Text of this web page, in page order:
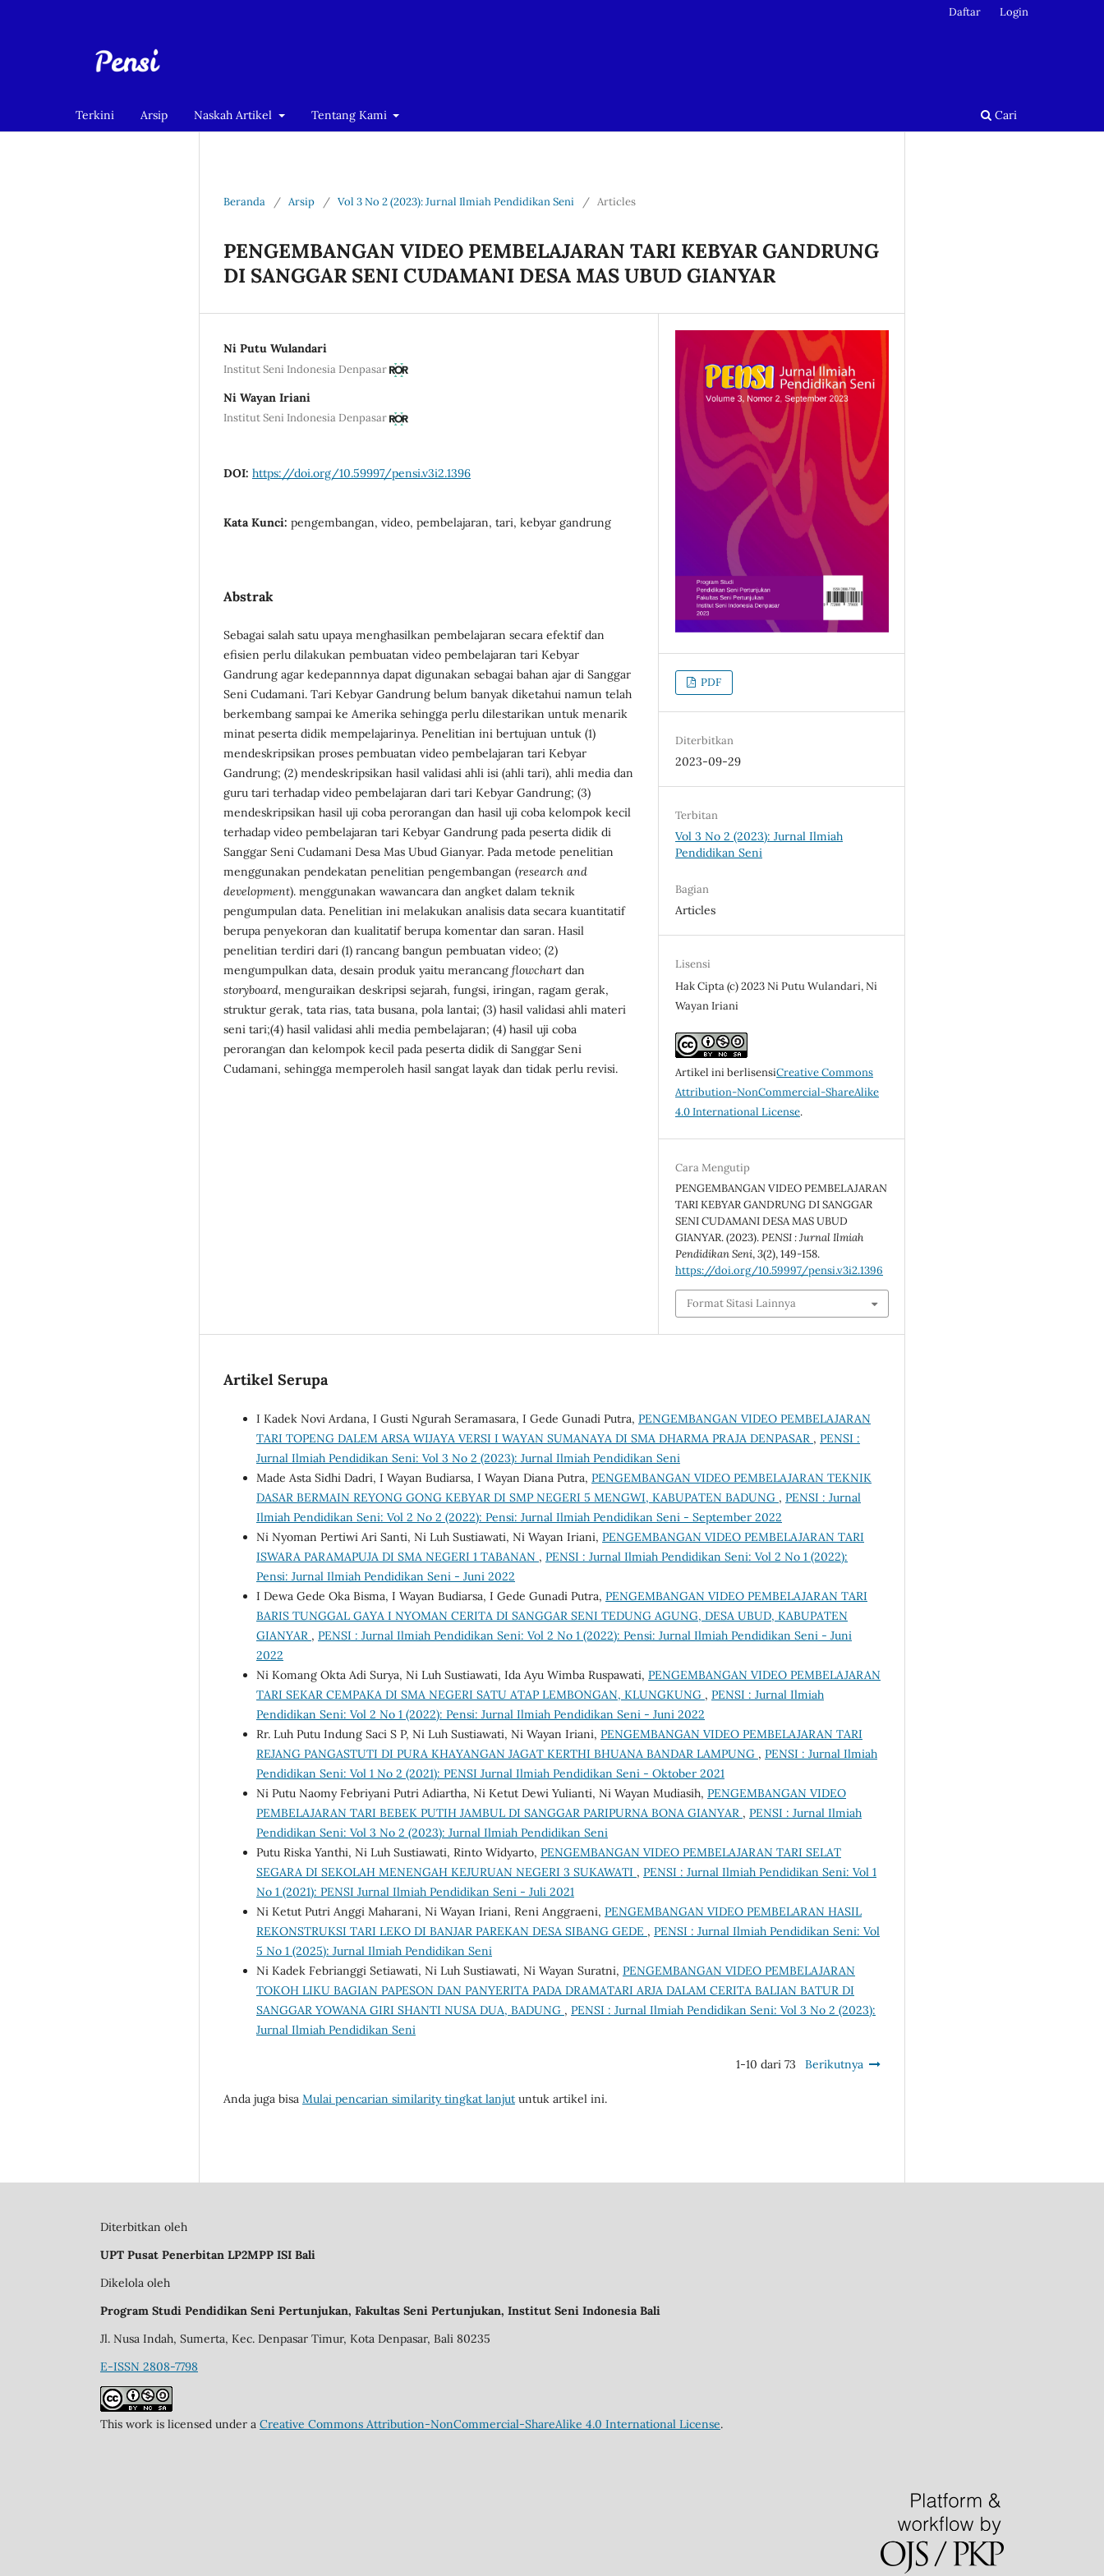
Terkini Arsip Naskah Artikel Tentang Kami Cari
Daftar Login
Beranda / Arsip / Vol 3 No 2 (2023): Jurnal Ilmiah Pendidikan Seni / Articles
PENGEMBANGAN VIDEO PEMBELAJARAN TARI KEBYAR GANDRUNG
DI SANGGAR SENI CUDAMANI DESA MAS UBUD GIANYAR
Ni Putu Wulandari
Institut Seni Indonesia Denpasar
Ni Wayan Iriani
Institut Seni Indonesia Denpasar
DOI: https://doi.org/10.59997/pensi.v3i2.1396
Kata Kunci: pengembangan, video, pembelajaran, tari, kebyar gandrung
Abstrak
Sebagai salah satu upaya menghasilkan pembelajaran secara efektif dan
efisien perlu dilakukan pembuatan video pembelajaran tari Kebyar
Gandrung agar kedepannnya dapat digunakan sebagai bahan ajar di Sanggar
Seni Cudamani. Tari Kebyar Gandrung belum banyak diketahui namun telah
berkembang sampai ke Amerika sehingga perlu dilestarikan untuk menarik
minat peserta didik mempelajarinya. Penelitian ini bertujuan untuk (1)
mendeskripsikan proses pembuatan video pembelajaran tari Kebyar
Gandrung; (2) mendeskripsikan hasil validasi ahli isi (ahli tari), ahli media dan
guru tari terhadap video pembelajaran dari tari Kebyar Gandrung; (3)
mendeskripsikan hasil uji coba perorangan dan hasil uji coba kelompok kecil
terhadap video pembelajaran tari Kebyar Gandrung pada peserta didik di
Sanggar Seni Cudamani Desa Mas Ubud Gianyar. Pada metode penelitian
menggunakan pendekatan penelitian pengembangan (research and
development). menggunakan wawancara dan angket dalam teknik
pengumpulan data. Penelitian ini melakukan analisis data secara kuantitatif
berupa penyekoran dan kualitatif berupa komentar dan saran. Hasil
penelitian terdiri dari (1) rancang bangun pembuatan video; (2)
mengumpulkan data, desain produk yaitu merancang flowchart dan
storyboard, menguraikan deskripsi sejarah, fungsi, iringan, ragam gerak,
struktur gerak, tata rias, tata busana, pola lantai; (3) hasil validasi ahli materi
seni tari;(4) hasil validasi ahli media pembelajaran; (4) hasil uji coba
perorangan dan kelompok kecil pada peserta didik di Sanggar Seni
Cudamani, sehingga memperoleh hasil sangat layak dan tidak perlu revisi.
PDF
Diterbitkan
2023-09-29
Terbitan
Vol 3 No 2 (2023): Jurnal Ilmiah
Pendidikan Seni
Bagian
Articles
Lisensi
Hak Cipta (c) 2023 Ni Putu Wulandari, Ni
Wayan Iriani
Artikel ini berlisensiCreative Commons
Attribution-NonCommercial-ShareAlike
4.0 International License.
Cara Mengutip
PENGEMBANGAN VIDEO PEMBELAJARAN
TARI KEBYAR GANDRUNG DI SANGGAR
SENI CUDAMANI DESA MAS UBUD
GIANYAR. (2023).PENSI : Jurnal Ilmiah
Pendidikan Seni,3(2), 149-158.
https://doi.org/10.59997/pensi.v3i2.1396
Format Sitasi Lainnya
Artikel Serupa
I Kadek Novi Ardana, I Gusti Ngurah Seramasara, I Gede Gunadi Putra, PENGEMBANGAN VIDEO PEMBELAJARAN
TARI TOPENG DALEM ARSA WIJAYA VERSI I WAYAN SUMANAYA DI SMA DHARMA PRAJA DENPASAR , PENSI :
Jurnal Ilmiah Pendidikan Seni: Vol 3 No 2 (2023): Jurnal Ilmiah Pendidikan Seni
Made Asta Sidhi Dadri, I Wayan Budiarsa, I Wayan Diana Putra, PENGEMBANGAN VIDEO PEMBELAJARAN TEKNIK
DASAR BERMAIN REYONG GONG KEBYAR DI SMP NEGERI 5 MENGWI, KABUPATEN BADUNG , PENSI : Jurnal
Ilmiah Pendidikan Seni: Vol 2 No 2 (2022): Pensi: Jurnal Ilmiah Pendidikan Seni - September 2022
Ni Nyoman Pertiwi Ari Santi, Ni Luh Sustiawati, Ni Wayan Iriani, PENGEMBANGAN VIDEO PEMBELAJARAN TARI
ISWARA PARAMAPUJA DI SMA NEGERI 1 TABANAN , PENSI : Jurnal Ilmiah Pendidikan Seni: Vol 2 No 1 (2022):
Pensi: Jurnal Ilmiah Pendidikan Seni - Juni 2022
I Dewa Gede Oka Bisma, I Wayan Budiarsa, I Gede Gunadi Putra, PENGEMBANGAN VIDEO PEMBELAJARAN TARI
BARIS TUNGGAL GAYA I NYOMAN CERITA DI SANGGAR SENI TEDUNG AGUNG, DESA UBUD, KABUPATEN
GIANYAR , PENSI : Jurnal Ilmiah Pendidikan Seni: Vol 2 No 1 (2022): Pensi: Jurnal Ilmiah Pendidikan Seni - Juni
2022
Ni Komang Okta Adi Surya, Ni Luh Sustiawati, Ida Ayu Wimba Ruspawati, PENGEMBANGAN VIDEO PEMBELAJARAN
TARI SEKAR CEMPAKA DI SMA NEGERI SATU ATAP LEMBONGAN, KLUNGKUNG , PENSI : Jurnal Ilmiah
Pendidikan Seni: Vol 2 No 1 (2022): Pensi: Jurnal Ilmiah Pendidikan Seni - Juni 2022
Rr. Luh Putu Indung Saci S P, Ni Luh Sustiawati, Ni Wayan Iriani, PENGEMBANGAN VIDEO PEMBELAJARAN TARI
REJANG PANGASTUTI DI PURA KHAYANGAN JAGAT KERTHI BHUANA BANDAR LAMPUNG , PENSI : Jurnal Ilmiah
Pendidikan Seni: Vol 1 No 2 (2021): PENSI Jurnal Ilmiah Pendidikan Seni - Oktober 2021
Ni Putu Naomy Febriyani Putri Adiartha, Ni Ketut Dewi Yulianti, Ni Wayan Mudiasih, PENGEMBANGAN VIDEO
PEMBELAJARAN TARI BEBEK PUTIH JAMBUL DI SANGGAR PARIPURNA BONA GIANYAR , PENSI : Jurnal Ilmiah
Pendidikan Seni: Vol 3 No 2 (2023): Jurnal Ilmiah Pendidikan Seni
Putu Riska Yanthi, Ni Luh Sustiawati, Rinto Widyarto, PENGEMBANGAN VIDEO PEMBELAJARAN TARI SELAT
SEGARA DI SEKOLAH MENENGAH KEJURUAN NEGERI 3 SUKAWATI , PENSI : Jurnal Ilmiah Pendidikan Seni: Vol 1
No 1 (2021): PENSI Jurnal Ilmiah Pendidikan Seni - Juli 2021
Ni Ketut Putri Anggi Maharani, Ni Wayan Iriani, Reni Anggraeni, PENGEMBANGAN VIDEO PEMBELARAN HASIL
REKONSTRUKSI TARI LEKO DI BANJAR PAREKAN DESA SIBANG GEDE , PENSI : Jurnal Ilmiah Pendidikan Seni: Vol
5 No 1 (2025): Jurnal Ilmiah Pendidikan Seni
Ni Kadek Febrianggi Setiawati, Ni Luh Sustiawati, Ni Wayan Suratni, PENGEMBANGAN VIDEO PEMBELAJARAN
TOKOH LIKU BAGIAN PAPESON DAN PANYERITA PADA DRAMATARI ARJA DALAM CERITA BALIAN BATUR DI
SANGGAR YOWANA GIRI SHANTI NUSA DUA, BADUNG , PENSI : Jurnal Ilmiah Pendidikan Seni: Vol 3 No 2 (2023):
Jurnal Ilmiah Pendidikan Seni
1-10 dari 73 Berikutnya
Anda juga bisa Mulai pencarian similarity tingkat lanjut untuk artikel ini.
Diterbitkan oleh
UPT Pusat Penerbitan LP2MPP ISI Bali
Dikelola oleh
Program Studi Pendidikan Seni Pertunjukan, Fakultas Seni Pertunjukan, Institut Seni Indonesia Bali
Jl. Nusa Indah, Sumerta, Kec. Denpasar Timur, Kota Denpasar, Bali 80235
E-ISSN 2808-7798
This work is licensed under a Creative Commons Attribution-NonCommercial-ShareAlike 4.0 International License.